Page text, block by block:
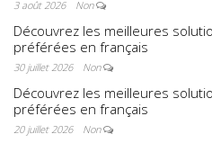
3 août 2026 Non
Découvrez les meilleures
préférées en français
30 juillet 2026 Non
Découvrez les meilleures
préférées en français
20 juillet 2026 Non